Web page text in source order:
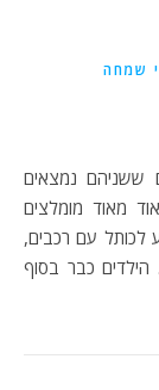
שמחה
מאוד מומלצים
לכותל עם רכבים,
הילדים כבר בסוף